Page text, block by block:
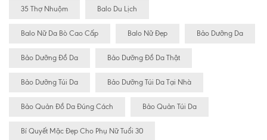
35 Thợ Nhuộm Balo Du Lịch
Balo Nữ Da Bò Cao Cấp Balo Nữ Đẹp Bảo Dưỡng Da
Bảo Dưỡng Đồ Da Bảo Dưỡng Đồ Da Thật
Bảo Dưỡng Túi Da Bảo Dưỡng Túi Da Tại Nhà
Bảo Quản Đồ Da Đúng Cách Bảo Quản Túi Da
Bí Quyết Mặc Đẹp Cho Phụ Nữ Tuổi 30